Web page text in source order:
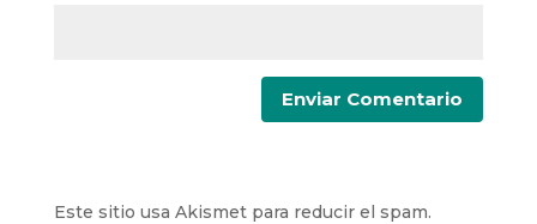
Este sitio usa Akismet para reducir el spam.